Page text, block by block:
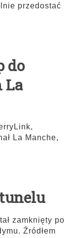
przedostać
do
La
La Manche,
zamknięty po
Źródłem